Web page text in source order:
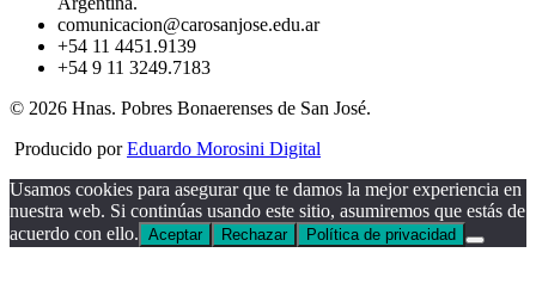
comunicacion@carosanjose.edu.ar
+54 11 4451.9139
+54 9 11 3249.7183
© 2026 Hnas. Pobres Bonaerenses de San José.
Producido porEduardo Morosini Digital
Usamos cookies para asegurar que te damos la mejor experiencia en
nuestra web. Si continúas usando este sitio, asumiremos que estás de
acuerdo con ello. Aceptar Rechazar Política de privacidad